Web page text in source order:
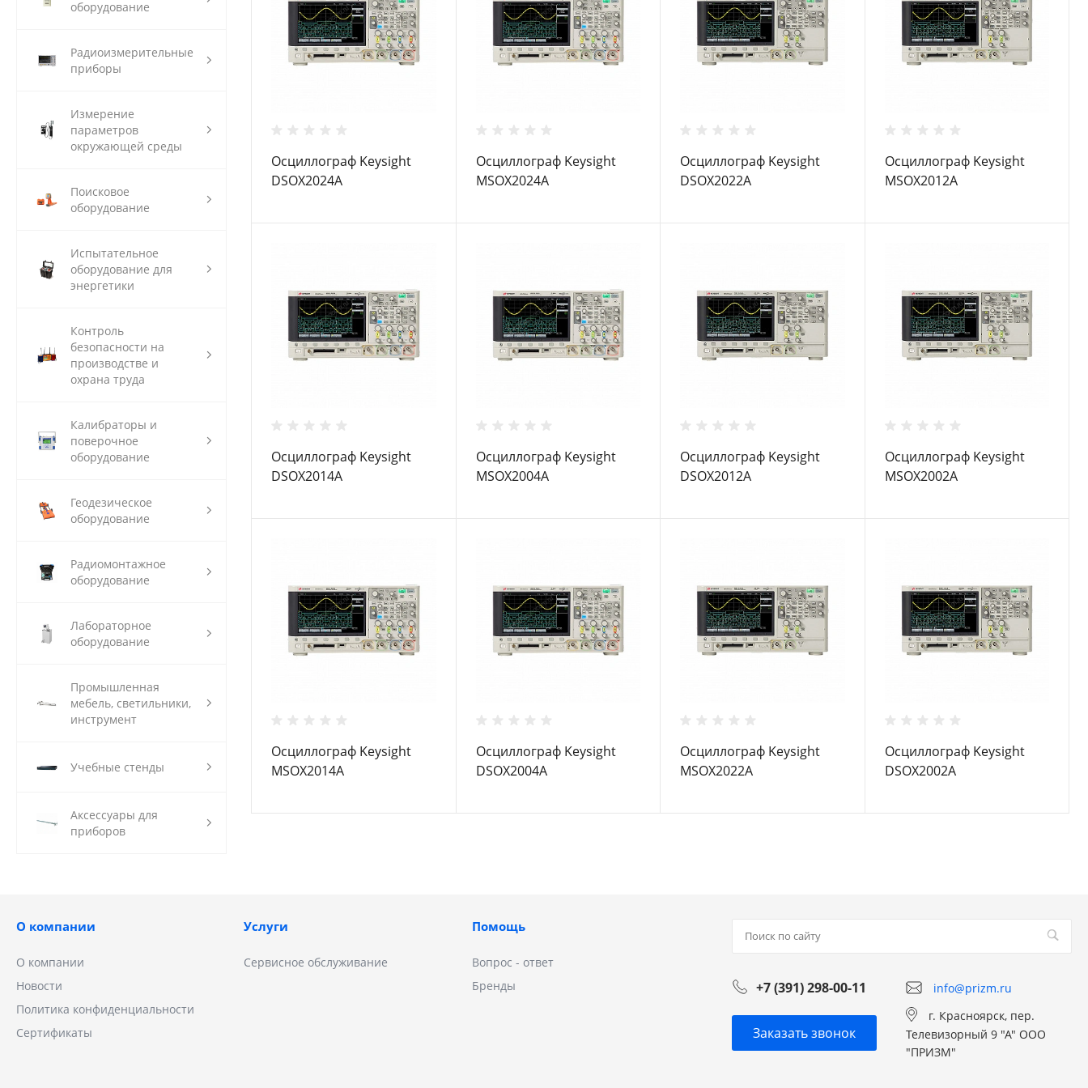
оборудование
Радиоизмерительные
приборы
Измерение
параметров
окружающей среды
Поисковое
оборудование
Испытательное
оборудование для
энергетики
Контроль
безопасности на
производстве и
охрана труда
Калибраторы и
поверочное
оборудование
Геодезическое
оборудование
Радиомонтажное
оборудование
Лабораторное
оборудование
Промышленная
мебель, светильники,
инструмент
Учебные стенды
Аксессуары для
приборов
Осциллограф Keysight
DSOX2024A
Осциллограф Keysight
MSOX2024A
Осциллограф Keysight
DSOX2022A
Осциллограф Keysight
MSOX2012A
Осциллограф Keysight
DSOX2014A
Осциллограф Keysight
MSOX2004A
Осциллограф Keysight
DSOX2012A
Осциллограф Keysight
MSOX2002A
Осциллограф Keysight
MSOX2014A
Осциллограф Keysight
DSOX2004A
Осциллограф Keysight
MSOX2022A
Осциллограф Keysight
DSOX2002A
О компании
О компании
Новости
Политика конфиденциальности
Сертификаты
Услуги
Сервисное обслуживание
Помощь
Вопрос - ответ
Бренды
+7 (391) 298-00-11 info@prizm.ru
Заказать звонок
г. Красноярск, пер.
Телевизорный 9 "А" ООО
"ПРИЗМ"